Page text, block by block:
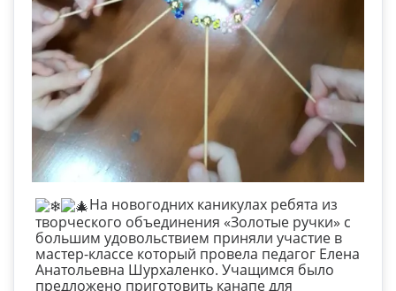
На новогодних каникулах ребята из
творческого объединения «Золотые ручки» с
большим удовольствием приняли участие в
мастер-классе который провела педагог Елена
Анатольевна Шурхаленко. Учащимся было
предложено приготовить канапе для